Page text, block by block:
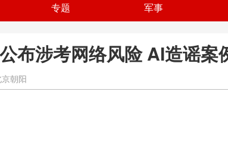
专题 军事
布涉考网络风险 AI造谣案
朝阳